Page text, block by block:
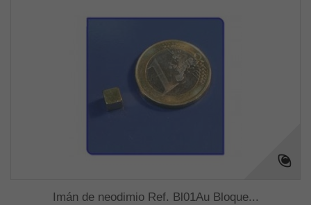
Imán de neodimio Ref. Bl01Au Bloque...